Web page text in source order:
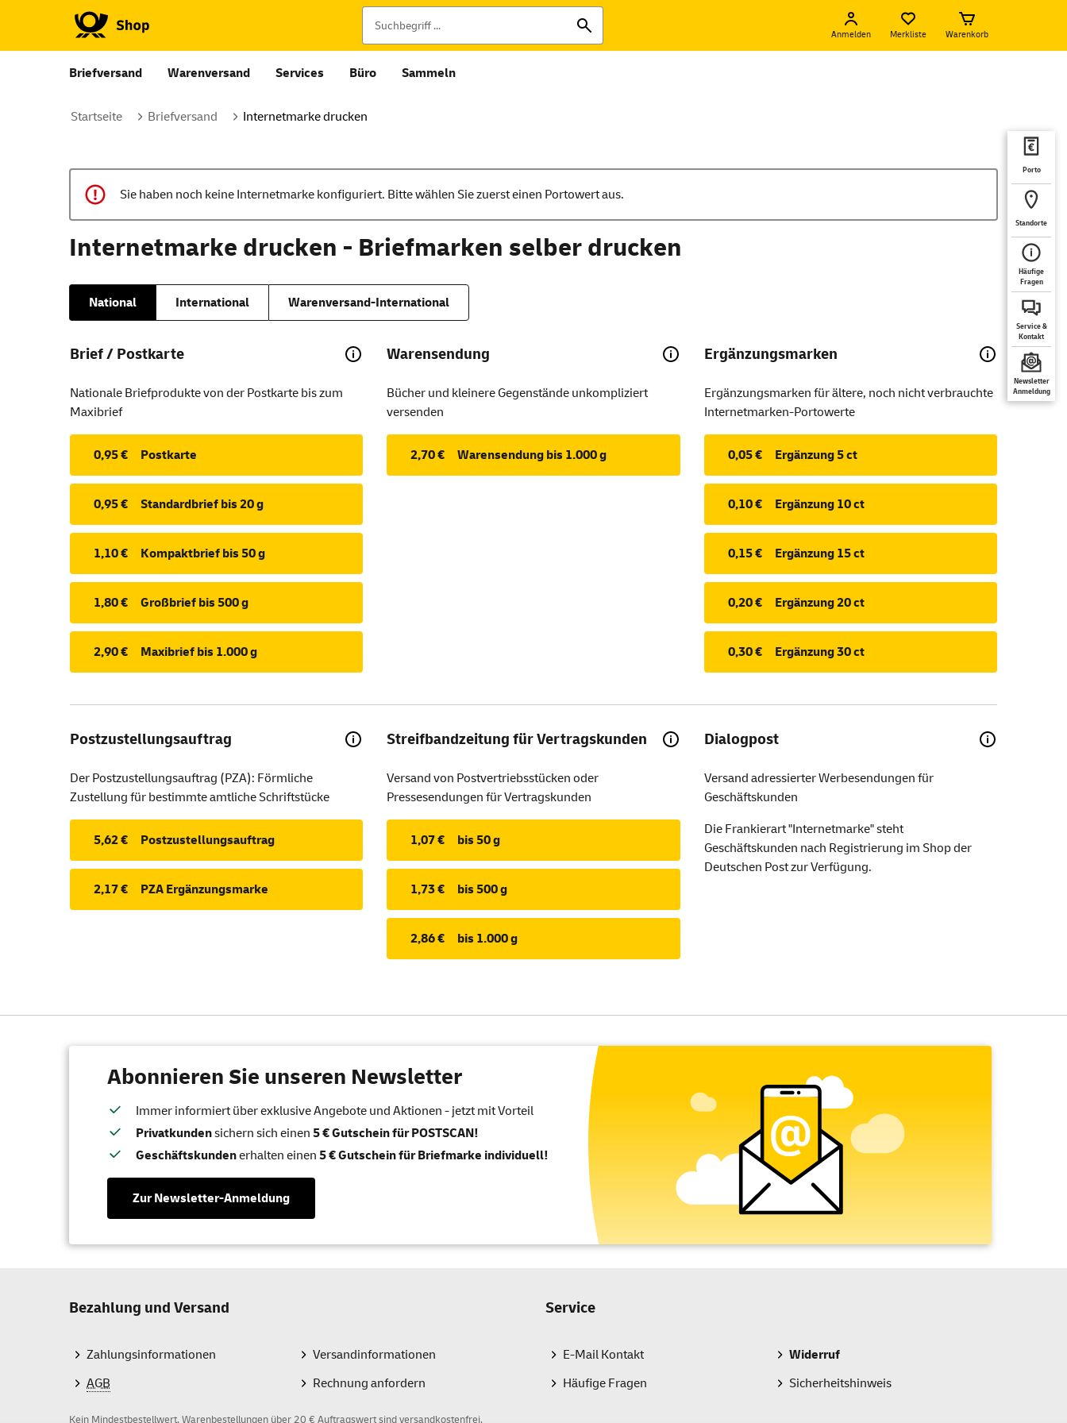
Anmelden Merkliste Warenkorb
Briefversand Warenversand Services Büro Sammeln
Porto
Standorte
Häufige
Fragen
Service &
Kontakt
Newsletter
Anmeldung
Startseite Briefversand Internetmarke drucken
Sie haben noch keine Internetmarke konfiguriert. Bitte wählen Sie zuerst einen Portowert aus.
Internetmarke drucken - Briefmarken selber drucken
National International Warenversand-International
Brief / Postkarte
Nationale Briefprodukte von der Postkarte bis zum
Maxibrief
0,95 € Postkarte
0,95 € Standardbrief bis 20 g
1,10 € Kompaktbrief bis 50 g
1,80 € Großbrief bis 500 g
2,90 € Maxibrief bis 1.000 g
Warensendung
Bücher und kleinere Gegenstände unkompliziert
versenden
2,70 € Warensendung bis 1.000 g
Ergänzungsmarken
Ergänzungsmarken für ältere, noch nicht verbrauchte
Internetmarken-Portowerte
0,05 € Ergänzung 5 ct
0,10 € Ergänzung 10 ct
0,15 € Ergänzung 15 ct
0,20 € Ergänzung 20 ct
0,30 € Ergänzung 30 ct
Postzustellungsauftrag
Der Postzustellungsauftrag (PZA): Förmliche
Zustellung für bestimmte amtliche Schriftstücke
5,62 € Postzustellungsauftrag
2,17 € PZA Ergänzungsmarke
Streifbandzeitung für Vertragskunden
Versand von Postvertriebsstücken oder
Pressesendungen für Vertragskunden
1,07 € bis 50 g
1,73 € bis 500 g
2,86 € bis 1.000 g
Dialogpost
Versand adressierter Werbesendungen für
Geschäftskunden
Die Frankierart "Internetmarke" steht
Geschäftskunden nach Registrierung im Shop der
Deutschen Post zur Verfügung.
Abonnieren Sie unseren Newsletter
Immer informiert über exklusive Angebote und Aktionen - jetzt mit Vorteil
Privatkundensichern sich einen 5 € Gutschein für POSTSCAN!
Geschäftskundenerhalten einen 5 € Gutschein für Briefmarke individuell!
Zur Newsletter-Anmeldung
Bezahlung und Versand
Zahlungsinformationen
AGB
Versandinformationen
Rechnung anfordern
Service
E-Mail Kontakt
Häufige Fragen
Widerruf
Sicherheitshinweis
Kein Mindestbestellwert, Warenbestellungen über 20 € Auftragswert sind versandkostenfrei.